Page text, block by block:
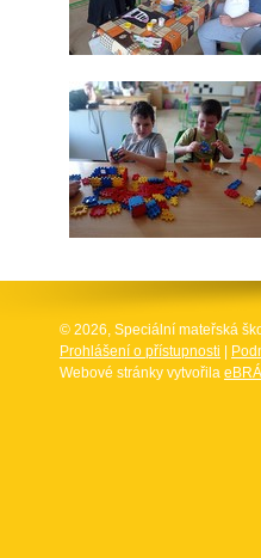
© 2026, Speciální mateřská
Prohlášení o přístupnosti
Webové stránky vytvořila